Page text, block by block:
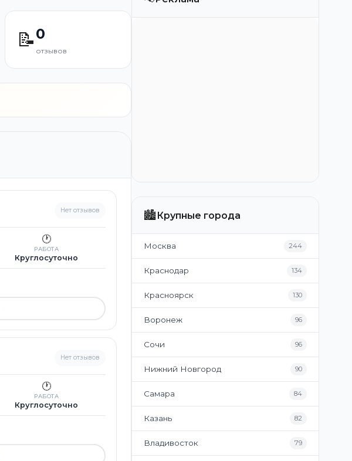
📝0
отзывов
Нет отзывов
🕐
РАБОТА
Круглосуточно
Нет отзывов
🕐
РАБОТА
Круглосуточно
🏙️Крупные города
Москва 244
Краснодар 134
Красноярск 130
Воронеж 96
Сочи 96
Нижний Новгород 90
Самара 84
Казань 82
Владивосток 79